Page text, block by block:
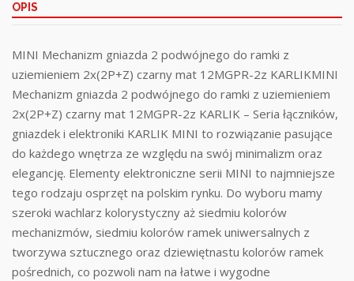
OPIS
MINI Mechanizm gniazda 2 podwójnego do ramki z
uziemieniem 2x(2P+Z) czarny mat 12MGPR-2z KARLIKMINI
Mechanizm gniazda 2 podwójnego do ramki z uziemieniem
2x(2P+Z) czarny mat 12MGPR-2z KARLIK – Seria łączników,
gniazdek i elektroniki KARLIK MINI to rozwiązanie pasujące
do każdego wnętrza ze względu na swój minimalizm oraz
elegancję. Elementy elektroniczne serii MINI to najmniejsze
tego rodzaju osprzęt na polskim rynku. Do wyboru mamy
szeroki wachlarz kolorystyczny aż siedmiu kolorów
mechanizmów, siedmiu kolorów ramek uniwersalnych z
tworzywa sztucznego oraz dziewiętnastu kolorów ramek
pośrednich, co pozwoli nam na łatwe i wygodne